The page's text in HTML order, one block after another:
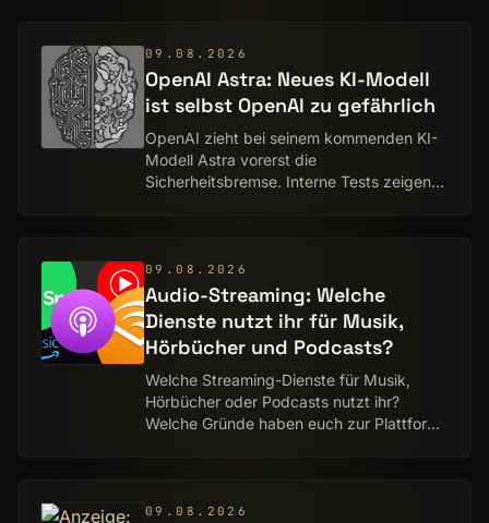
09.08.2026
OpenAI Astra: Neues KI-Modell
ist selbst OpenAI zu gefährlich
OpenAI zieht bei seinem kommenden KI-
Modell Astra vorerst die
Sicherheitsbremse. Interne Tests zeigen
09.08.2026
Audio-Streaming: Welche
Dienste nutzt ihr für Musik,
Hörbücher und Podcasts?
Welche Streaming-Dienste für Musik,
Hörbücher oder Podcasts nutzt ihr?
Welche Gründe haben euch zur Plattform
09.08.2026